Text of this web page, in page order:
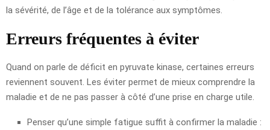
la sévérité, de l’âge et de la tolérance aux symptômes.
Erreurs fréquentes à éviter
Quand on parle de déficit en pyruvate kinase, certaines erreurs
reviennent souvent. Les éviter permet de mieux comprendre la
maladie et de ne pas passer à côté d’une prise en charge utile.
Penser qu’une simple fatigue suffit à confirmer la maladie :